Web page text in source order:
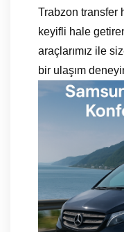
Trabzon transfer
keyifli hale
araçlarımız ile
bir ulaşım